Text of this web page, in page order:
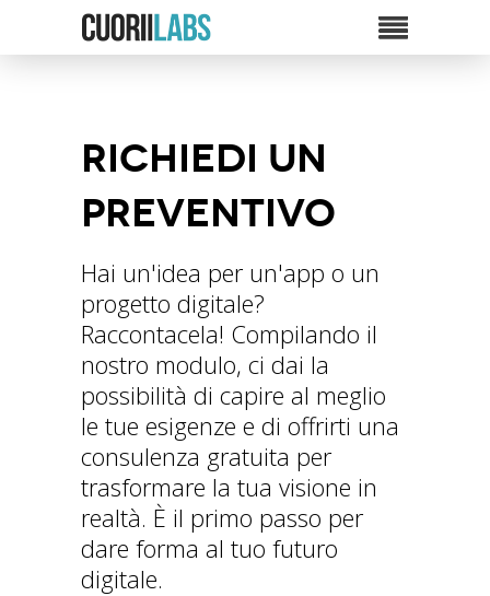
Richiedi un
preventivo
Hai un'idea per un'app o un
progetto digitale?
Raccontacela! Compilando il
nostro modulo, ci dai la
possibilità di capire al meglio
le tue esigenze e di offrirti una
consulenza gratuita per
trasformare la tua visione in
realtà. È il primo passo per
dare forma al tuo futuro
digitale.